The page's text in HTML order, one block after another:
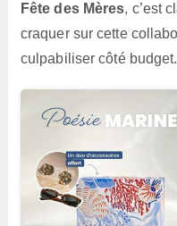
Fête des Mères, c’est
craquer sur cette
culpabiliser côté budget.